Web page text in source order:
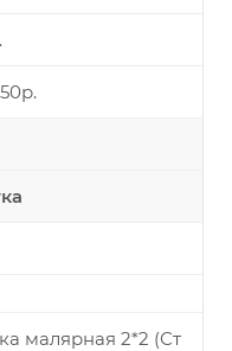
малярная 2*2 (Ст